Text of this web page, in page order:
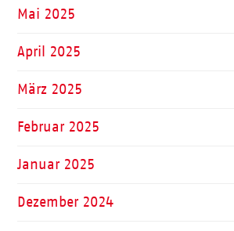
Mai 2025
April 2025
März 2025
Februar 2025
Januar 2025
Dezember 2024